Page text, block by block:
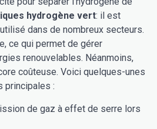
hydrogène vert: il est
dans de nombreux secteurs.
ce qui permet de gérer
renouvelables. Néanmoins,
coûteuse. Voici quelques-unes
principales :
de gaz à effet de serre lors